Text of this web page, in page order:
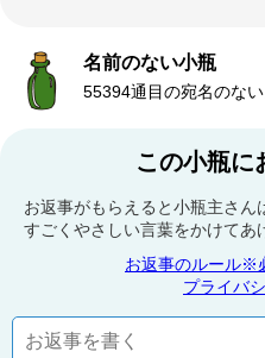
名前のない小瓶
55394通目の宛名のな
この小瓶に
お返事がもらえると小瓶主さん
すごくやさしい言葉をかけてあ
お返事のルール※
プライバ